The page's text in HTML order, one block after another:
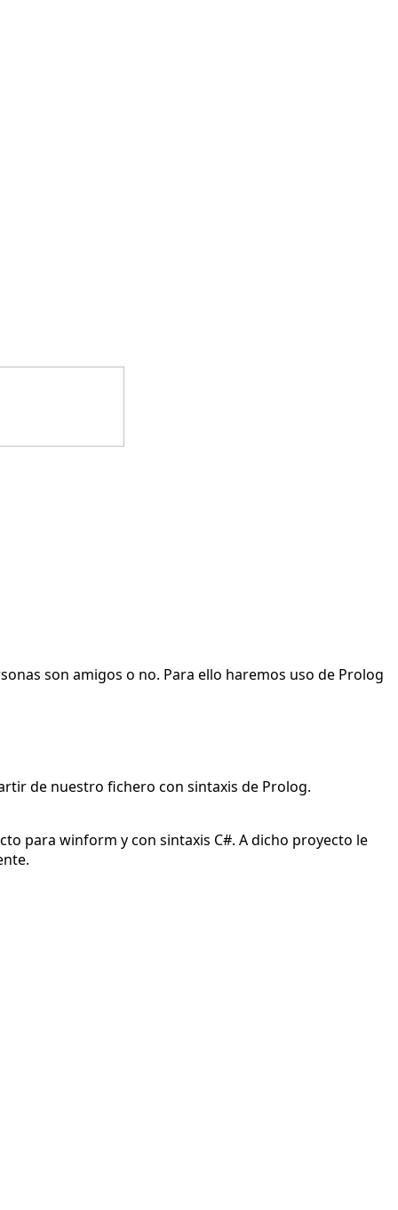
son amigos o no. Para ello haremos uso de Prolog
de nuestro fichero con sintaxis de Prolog.
para winform y con sintaxis C#. A dicho proyecto le